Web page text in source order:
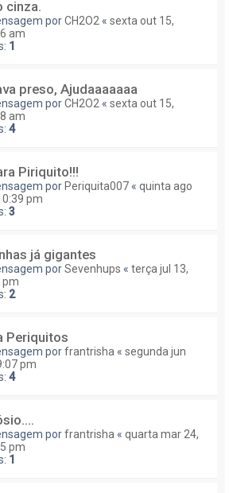
cinza.
porCH2O2 « sexta out 15,
am
1
preso, Ajudaaaaaaa
porCH2O2 « sexta out 15,
am
4
Piriquito!!!
por Periquita007 « quinta ago
pm
3
já gigantes
porSevenhups « terça jul 13,
pm
2
Periquitos
porfrantrisha « segunda jun
pm
4
porfrantrisha « quarta mar 24,
pm
1